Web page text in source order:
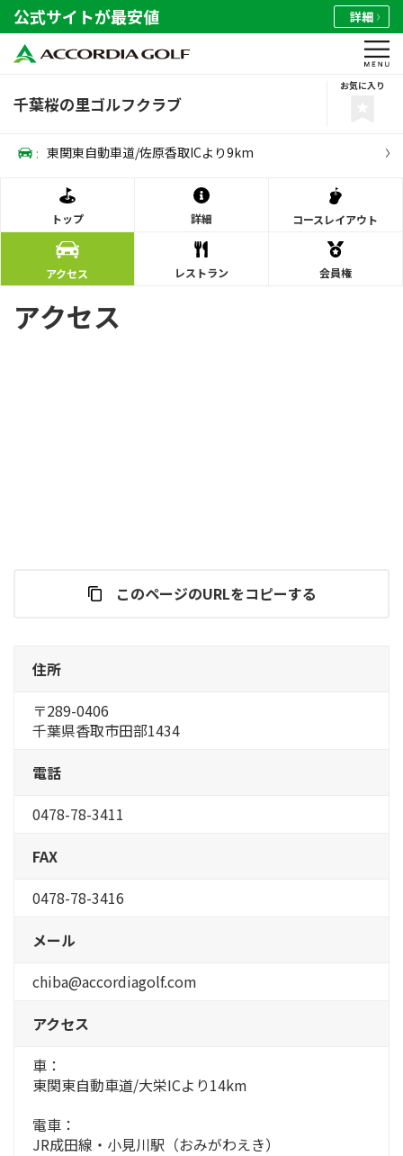
公式サイトが最安値 詳細
千葉桜の里ゴルフクラブ
お気に入り
: 東関東自動車道/佐原香取ICより9km
トップ 詳細 コースレイアウト
アクセス レストラン 会員権
アクセス
このページのURLをコピーする
住所
〒289-0406
千葉県香取市田部1434
電話
0478-78-3411
FAX
0478-78-3416
メール
chiba@accordiagolf.com
アクセス
車：
東関東自動車道/大栄ICより14km
電車：
JR成田線・小見川駅（おみがわえき）